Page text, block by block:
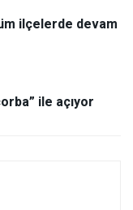
ilçelerde devam
ile açıyor